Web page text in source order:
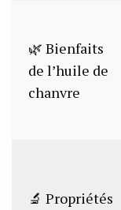
🌿 Bienfaits
de l’huile de
chanvre
🔬 Propriétés